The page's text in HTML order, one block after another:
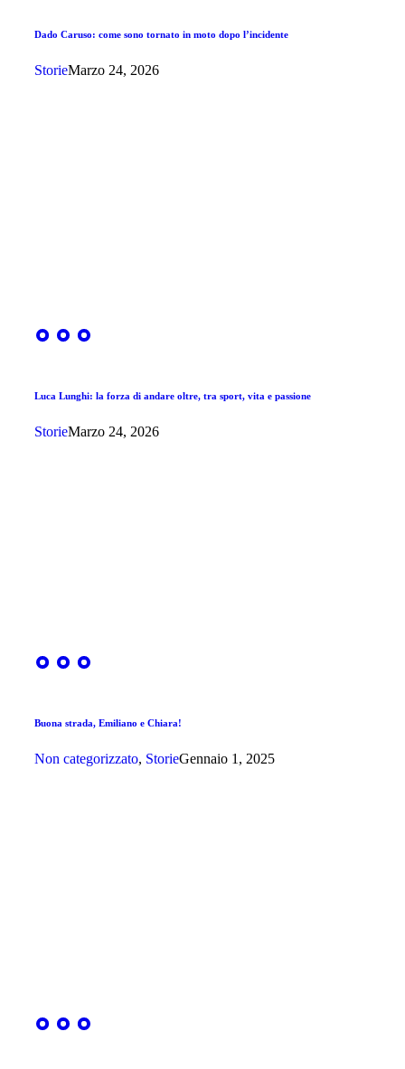
Dado Caruso: come sono tornato in moto dopo l’incidente
StorieMarzo 24, 2026
Luca Lunghi: la forza di andare oltre, tra sport, vita e passione
StorieMarzo 24, 2026
Buona strada, Emiliano e Chiara!
Non categorizzato, StorieGennaio 1, 2025